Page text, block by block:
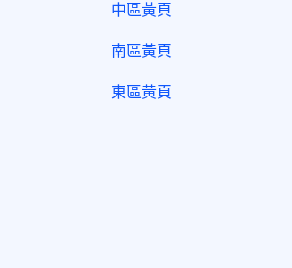
中區黃頁
南區黃頁
東區黃頁